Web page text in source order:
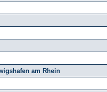
am Rhein